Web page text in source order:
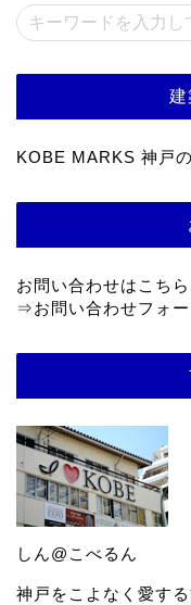
KOBE MARKS 神戸
お問い合わせはこち
⇒お問い合わせフォー
しん@こべるん
神戸をこよなく愛す